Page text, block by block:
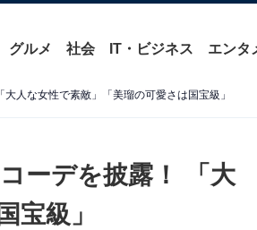
グルメ 社会 IT・ビジネス エンタ
人な女性で素敵」「美瑠の可愛さは国宝級」
ーデを披露！ 「大
宝級」